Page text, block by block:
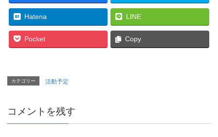
Hatena LINE
Pocket Copy
カテゴリー 活動予定
コメントを残す